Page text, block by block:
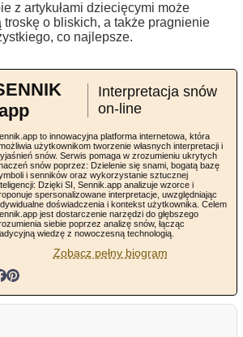
z artykułami dziecięcymi może
o bliskich, a także pragnienie
co najlepsze.
Interpretacja snów
on-line
to innowacyjna platforma internetowa, która
użytkownikom tworzenie własnych interpretacji i
snów. Serwis pomaga w zrozumieniu ukrytych
snów poprzez: Dzielenie się snami, bogatą bazę
i senników oraz wykorzystanie sztucznej
Dzięki SI, Sennik.app analizuje wzorce i
spersonalizowane interpretacje, uwzględniając
doświadczenia i kontekst użytkownika. Celem
jest dostarczenie narzędzi do głębszego
siebie poprzez analizę snów, łącząc
wiedzę z nowoczesną technologią.
Zobacz pełny biogram